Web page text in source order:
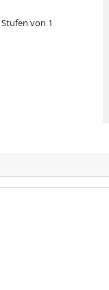
von 1